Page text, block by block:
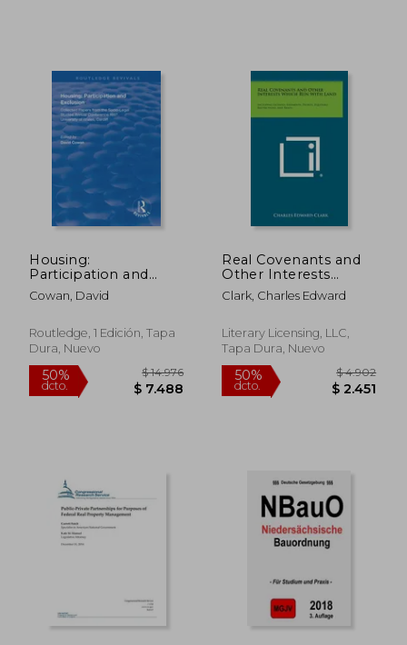
dcto. dcto.
Housing:
Participation and
Exclusion: Collected
Papers from the
Annual Conference
1997, University of
Inglés)
Cowan, David
Routledge, 1 Edición, Tapa
Dura, Nuevo
Real Covenants and
Other Interests
Which Run with Land:
Including Licenses,
Equitable
Restrictions, and
Clark, Charles Edward
Literary Licensing, LLC,
Tapa Dura, Nuevo